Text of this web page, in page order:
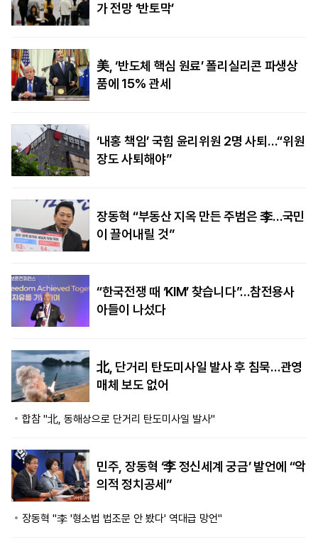
가 전망 ‘반토막’
美, ‘반도체 핵심 원료’ 폴리실리콘 파생상
품에 15% 관세
‘내홍 책임’ 국힘 윤리위원 2명 사퇴…“위원
장도 사퇴해야”
장동혁 “부동산 지옥 만든 주범은 李…국민
이 끌어내릴 것”
“한국전쟁 때 ‘KIM’ 찾습니다”…참전용사
아들이 나섰다
北, 단거리 탄도미사일 발사 후 침묵…관영
매체 보도 없어
합참 "北, 동해상으로 단거리 탄도미사일 발사"
민주, 장동혁 ‘李 정신세계 궁금’ 발언에 “악
의적 정치공세”
장동혁 "李 '형소법 법조문 안 봤다' 역대급 망언"